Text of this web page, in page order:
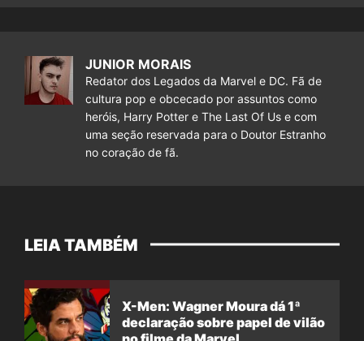
JUNIOR MORAIS
Redator dos Legados da Marvel e DC. Fã de
cultura pop e obcecado por assuntos como
heróis, Harry Potter e The Last Of Us e com
uma seção reservada para o Doutor Estranho
no coração de fã.
LEIA TAMBÉM
X-Men: Wagner Moura dá 1ª
declaração sobre papel de vilão